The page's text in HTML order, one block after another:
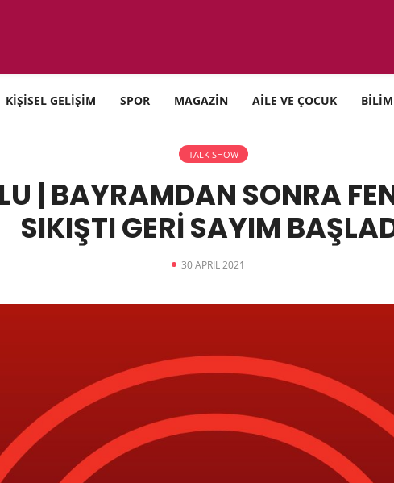
KİŞİSEL GELİŞİM SPOR MAGAZİN AİLE VE ÇOCUK BİLİM
TALK SHOW
| BAYRAMDAN SONRA
SIKIŞTI GERİ SAYIM
30 APRIL 2021